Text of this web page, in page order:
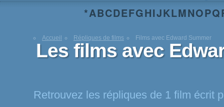
*ABCDEFGHIJKLMNOPQ
Accueil Répliques de films Films avec Edward Summer
Les films avec
Retrouvez les répliques de 1 film écrit